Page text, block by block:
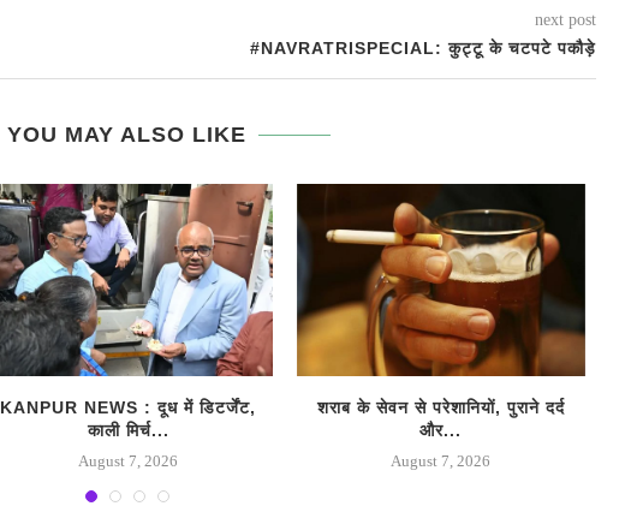
next post
#NAVRATRISPECIAL: कुट्टू के चटपटे पकौड़े
YOU MAY ALSO LIKE
KANPUR NEWS : दूध में डिटर्जेंट,
काली मिर्च...
August 7, 2026
शराब के सेवन से परेशानियों, पुराने दर्द
और...
August 7, 2026